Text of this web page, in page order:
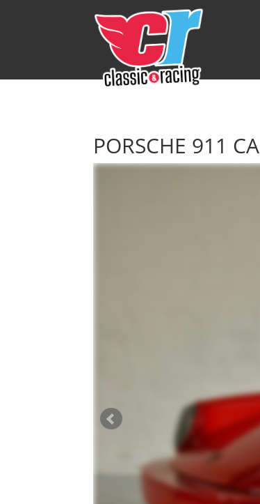
PORSCHE 911